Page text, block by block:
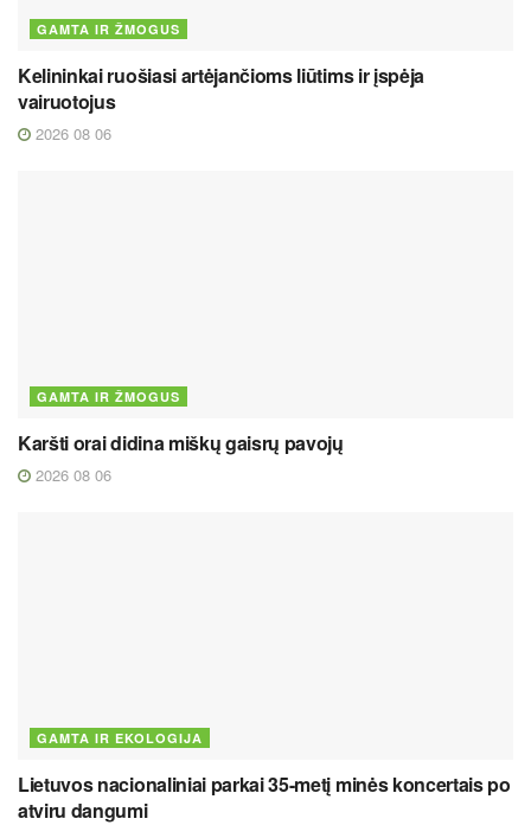
GAMTA IR ŽMOGUS
Kelininkai ruošiasi artėjančioms liūtims ir įspėja
vairuotojus
2026 08 06
GAMTA IR ŽMOGUS
Karšti orai didina miškų gaisrų pavojų
2026 08 06
GAMTA IR EKOLOGIJA
Lietuvos nacionaliniai parkai 35-metį minės koncertais po
atviru dangumi